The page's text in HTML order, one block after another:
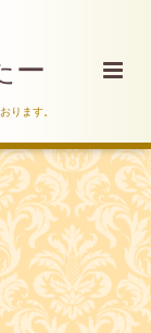
ー
ります。